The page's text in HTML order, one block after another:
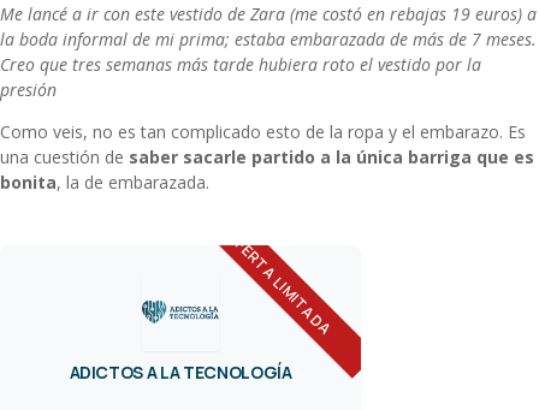
Me lancé a ir con este vestido de Zara (me costó en rebajas 19 euros) a
la boda informal de mi prima; estaba embarazada de más de 7 meses.
Creo que tres semanas más tarde hubiera roto el vestido por la
presión
Como veis, no es tan complicado esto de la ropa y el embarazo. Es
una cuestión de saber sacarle partido a la única barriga que es
bonita, la de embarazada.
OFERTA LIMITADA
ADICTOS A LA TECNOLOGÍA